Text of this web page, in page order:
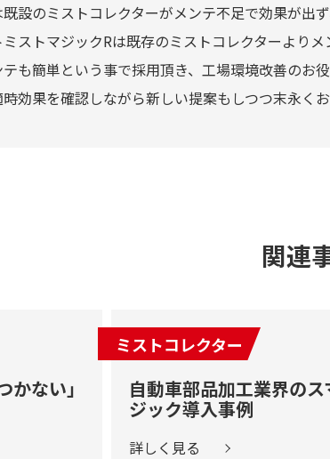
設のミストコレクターがメンテ不足で効果が出
ストマジックRは既存のミストコレクターよりメ
も簡単という事で採用頂き、工場環境改善のお
効果を確認しながら新しい提案もしつつ末永く
関連
ない」
ミストコレクター
自動車部品加工業界の
ジック導入事例
詳しく見る